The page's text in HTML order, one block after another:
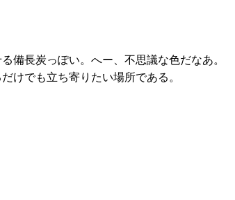
備長炭っぽい。へー、不思議な色だなあ。
けでも立ち寄りたい場所である。